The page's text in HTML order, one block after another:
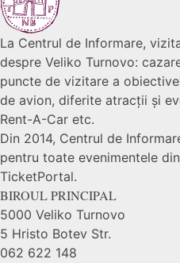
La Centrul de Informare,
despre Veliko Turnovo:
puncte de vizitare a
de avion, diferite atracții și
Rent-A-Car etc.
Din 2014, Centrul de
pentru toate evenimentele
TicketPortal.
BIROUL PRINCIPAL
5000 Veliko Turnovo
5 Hristo Botev Str.
062 622 148